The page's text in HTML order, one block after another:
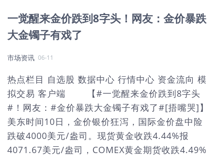
一觉醒来金价跌到8字头！网友：金价暴跌
大金镯子有戏了
市场资讯 06-11
热点栏目 自选股 数据中心 行情中心 资金流向 模
拟交易 客户端 【#一觉醒来金价跌到8字头
#！网友：#金价暴跌大金镯子有戏了#[捂嘴哭]】
美东时间10日，金价银价狂泻，国际金价盘中险
跌破4000美元/盎司。现货黄金收跌4.44%报
4071.67美元/盎司，COMEX黄金期货收跌4.49%